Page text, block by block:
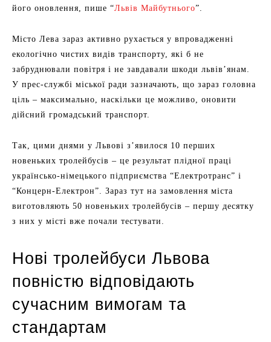
його оновлення, пише “Львів Майбутнього”.
Місто Лева зараз активно рухається у впровадженні
екологічно чистих видів транспорту, які б не
забруднювали повітря і не завдавали шкоди львів’янам.
У прес-службі міської ради зазначають, що зараз головна
ціль – максимально, наскільки це можливо, оновити
дійсний громадський транспорт.
Так, цими днями у Львові з’явилося 10 перших
новеньких тролейбусів – це результат плідної праці
українсько-німецького підприємства “Електротранс” і
“Концерн-Електрон”. Зараз тут на замовлення міста
виготовляють 50 новеньких тролейбусів – першу десятку
з них у місті вже почали тестувати.
Нові тролейбуси Львова
повністю відповідають
сучасним вимогам та
стандартам